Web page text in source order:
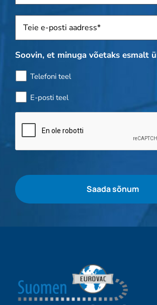
Sposti *
Soovin, et minuga võetaks esmalt
Telefoni teel
E-posti teel